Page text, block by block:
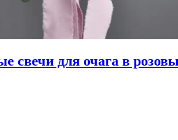
свечи для очага в